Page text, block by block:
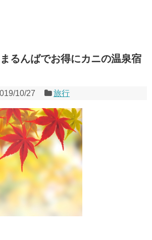
るんばでお得にカニの温泉宿
10/27 旅行